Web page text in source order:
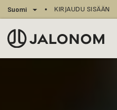
Siirry sisältöön
Suomi KIRJAUDU SISÄÄN